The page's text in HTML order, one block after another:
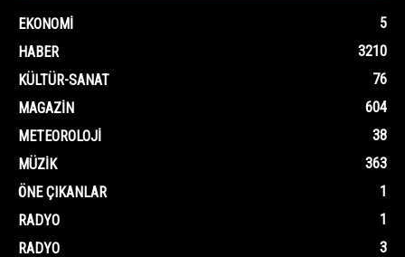
EKONOMI
5
HABER
3210
KÜLTÜR-SANAT
76
MAGAZIN
604
METEOROLOJI
38
MÜZIK
363
ÖNE ÇIKANLAR
1
RADYO
1
RADYO
3